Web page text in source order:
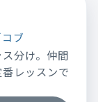
ブ
分け。仲間
レッスンで